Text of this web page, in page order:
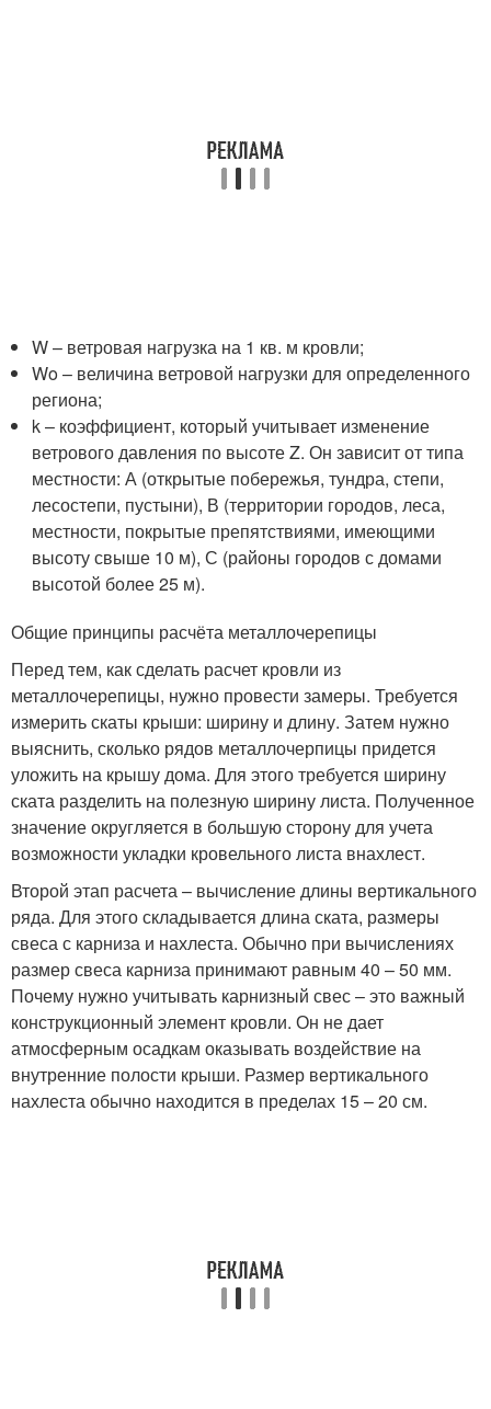
W – ветровая нагрузка на 1 кв. м кровли;
Wo – величина ветровой нагрузки для определенного
региона;
k – коэффициент, который учитывает изменение
ветрового давления по высоте Z. Он зависит от типа
местности: А (открытые побережья, тундра, степи,
лесостепи, пустыни), В (территории городов, леса,
местности, покрытые препятствиями, имеющими
высоту свыше 10 м), С (районы городов с домами
высотой более 25 м).
Общие принципы расчёта металлочерепицы
Перед тем, как сделать расчет кровли из
металлочерепицы, нужно провести замеры. Требуется
измерить скаты крыши: ширину и длину. Затем нужно
выяснить, сколько рядов металлочерпицы придется
уложить на крышу дома. Для этого требуется ширину
ската разделить на полезную ширину листа. Полученное
значение округляется в большую сторону для учета
возможности укладки кровельного листа внахлест.
Второй этап расчета – вычисление длины вертикального
ряда. Для этого складывается длина ската, размеры
свеса с карниза и нахлеста. Обычно при вычислениях
размер свеса карниза принимают равным 40 – 50 мм.
Почему нужно учитывать карнизный свес – это важный
конструкционный элемент кровли. Он не дает
атмосферным осадкам оказывать воздействие на
внутренние полости крыши. Размер вертикального
нахлеста обычно находится в пределах 15 – 20 см.